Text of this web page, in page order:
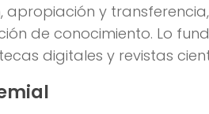
apropiación y
de conocimiento. Lo
digitales y revistas